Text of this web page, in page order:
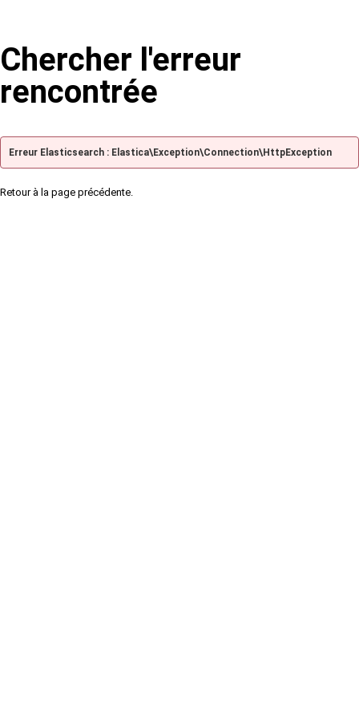
Chercher l'erreur
rencontrée
Erreur Elasticsearch : Elastica\Exception\Connection\HttpException
Retour à la page précédente.